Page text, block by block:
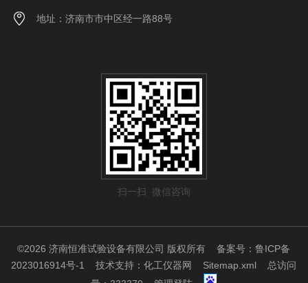
地址：济南市市中区经一路88号
扫一扫 微信咨询
©2026 济南恒准试验设备有限公司 版权所有备案号：鲁ICP备
2023016914号-1
技术支持：化工仪器网 Sitemap.xml 总访问